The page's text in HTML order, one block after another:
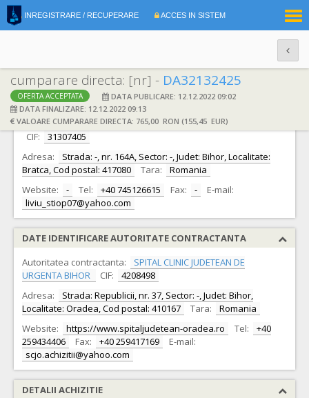
INREGISTRARE / RECUPERARE ACCES IN SISTEM
cumparare directa: [nr] - DA32132425
OFERTA ACCEPTATA
DATA PUBLICARE: 12.12.2022 09:02
DATA FINALIZARE: 12.12.2022 09:13
VALOARE CUMPARARE DIRECTA: 765,00 RON (155,45 EUR)
DATE IDENTIFICARE OFERTANT
Ofertant: STIOP LIVIU CRISTIN INTREPRINDERE INDIVIDUALA -
CIF:
31307405
Adresa:
Strada: -, nr. 164A, Sector: -, Judet: Bihor, Localitate:
Bratca, Cod postal: 417080
Tara:
Romania
Website:
- Tel: +40 745126615 Fax: -
E-mail:
liviu_stiop07@yahoo.com
DATE IDENTIFICARE AUTORITATE CONTRACTANTA
Autoritatea contractanta:
SPITAL CLINIC JUDETEAN DE
URGENTA BIHOR
CIF:
4208498
Adresa:
Strada: Republicii, nr. 37, Sector: -, Judet: Bihor,
Localitate: Oradea, Cod postal: 410167
Tara:
Romania
Website:
https://www.spitaljudetean-oradea.ro Tel:
+40
259434406
Fax: +40 259417169
E-mail:
scjo.achizitii@yahoo.com
DETALII ACHIZITIE